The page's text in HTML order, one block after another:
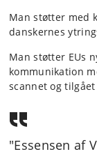
Man støtter med
danskernes
Man støtter EUs
kommunikation
scannet og
"Essensen af